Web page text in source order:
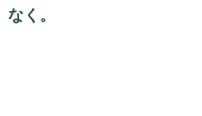
なく。